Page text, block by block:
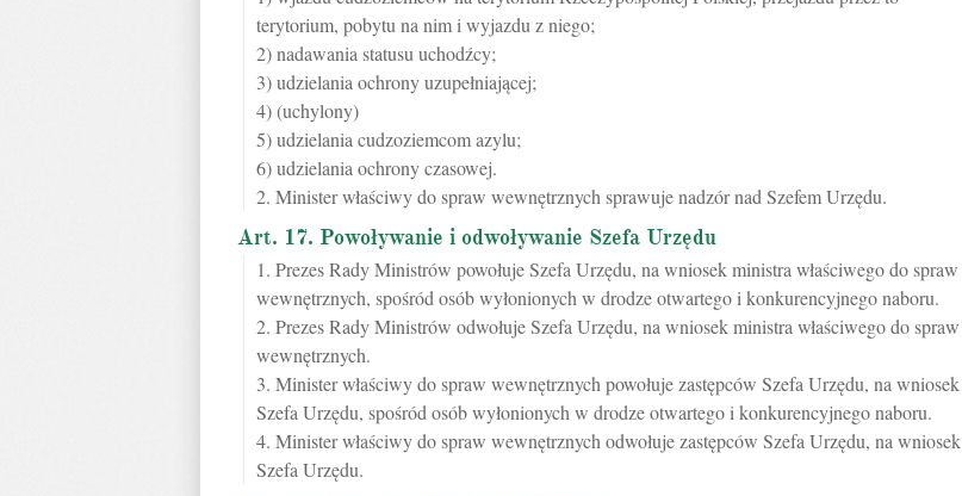
terytorium, pobytu na nim i wyjazdu z niego;
2) nadawania statusu uchodźcy;
3) udzielania ochrony uzupełniającej;
4) (uchylony)
5) udzielania cudzoziemcom azylu;
6) udzielania ochrony czasowej.
2. Minister właściwy do spraw wewnętrznych sprawuje nadzór nad Szefem Urzędu.
Art. 17. Powoływanie i odwoływanie Szefa Urzędu
1. Prezes Rady Ministrów powołuje Szefa Urzędu, na wniosek ministra właściwego do spraw
wewnętrznych, spośród osób wyłonionych w drodze otwartego i konkurencyjnego naboru.
2. Prezes Rady Ministrów odwołuje Szefa Urzędu, na wniosek ministra właściwego do spraw
wewnętrznych.
3. Minister właściwy do spraw wewnętrznych powołuje zastępców Szefa Urzędu, na wniosek
Szefa Urzędu, spośród osób wyłonionych w drodze otwartego i konkurencyjnego naboru.
4. Minister właściwy do spraw wewnętrznych odwołuje zastępców Szefa Urzędu, na wniosek
Szefa Urzędu.